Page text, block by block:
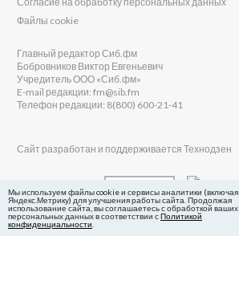
Файлы cookie
Главный редактор Сиб.фм
Бобровников Виктор Евгеньевич
Учредитель ООО «Сиб.фм»
E-mail редакции: fm@sib.fm
Телефон редакции: 8(800) 600-21-41
Сайт разработан и поддерживается Технодзен
Мы используем файлы cookie и сервисы аналитики (включая
Яндекс.Метрику) для улучшения работы сайта. Продолжая
использование сайта, вы соглашаетесь с обработкой ваших
персональных данных в соответствии сПолитикой
конфиденциальности